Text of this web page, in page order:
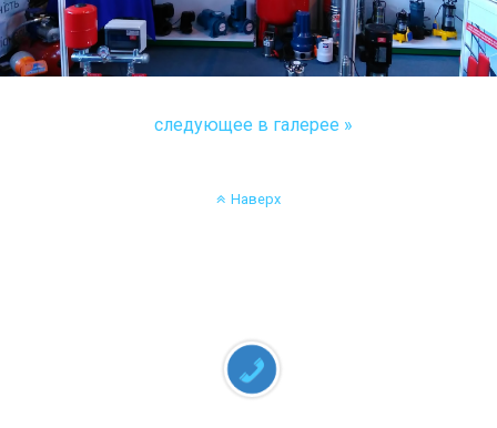
следующее в галерее »
Наверх